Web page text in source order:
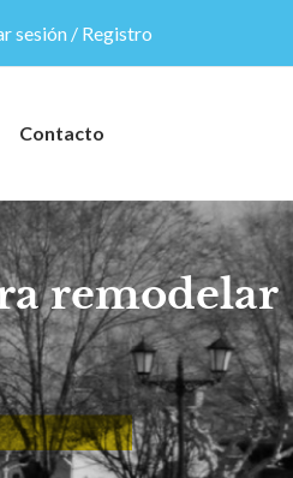
sesión / Registro
Contacto
remodelar